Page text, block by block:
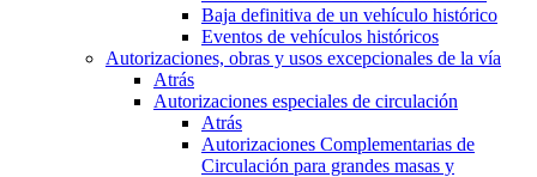
Baja definitiva de un vehículo histórico
Eventos de vehículos históricos
Autorizaciones, obras y usos excepcionales de la vía
Atrás
Autorizaciones especiales de circulación
Atrás
Autorizaciones Complementarias de
Circulación para grandes masas y